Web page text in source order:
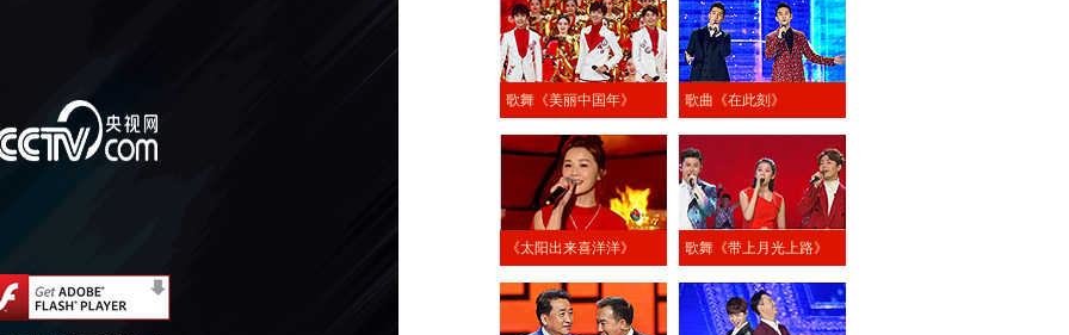
歌舞《美丽中国年》 歌曲《在此刻》
《太阳出来喜洋洋》 歌舞《带上月光上路》